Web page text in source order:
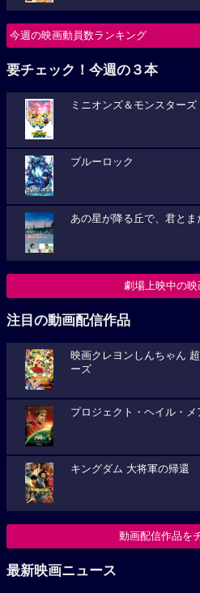
今週の映画動員数ランキング
要チェック！今週の３本
ミニオンズ＆モンスターズ
ブルーロック
あの星が降る丘で、君とま
劇場上映中の映
注目の動画配信作品
映画クレヨンしんちゃん
ーズ
プロジェクト・ヘイル・メ
キングダム 大将軍の帰還
動画配信作品を
最新映画ニュース